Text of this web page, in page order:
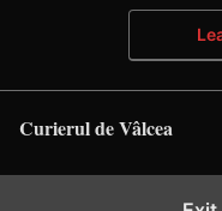
Curierul de Vâlcea